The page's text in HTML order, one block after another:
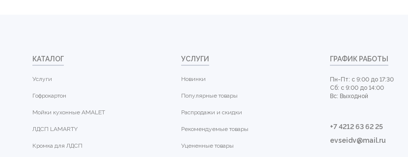
КАТАЛОГ
Услуги
Гофрокартон
Мойки кухонные AMALET
ЛДСП LAMARTY
Кромка для ЛДСП
УСЛУГИ
Новинки
Популярные товары
Распродажи и скидки
Рекомендуемые товары
Уцененные товары
ГРАФИК РАБОТЫ
Пн-Пт: с 9:00 до 17:30
Сб: с 9:00 до 14:00
Вс: Выходной
+7 4212 63 62 25
evseidv@mail.ru